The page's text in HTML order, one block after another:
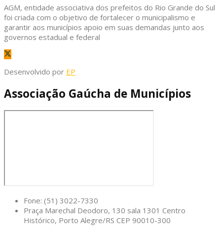
AGM, entidade associativa dos prefeitos do Rio Grande do Sul
foi criada com o objetivo de fortalecer o municipalismo e
garantir aos municípios apoio em suas demandas junto aos
governos estadual e federal
Desenvolvido por EP
Associação Gaúcha de Municípios
Fone: (51) 3022-7330
Praça Marechal Deodoro, 130 sala 1301 Centro
Histórico, Porto Alegre/RS CEP 90010-300